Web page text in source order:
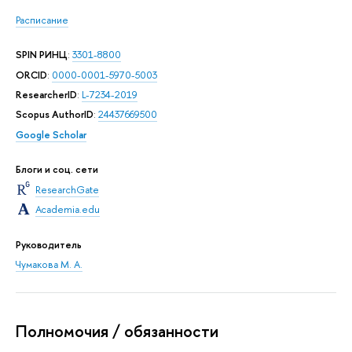
Расписание
SPIN РИНЦ: 3301-8800
ORCID: 0000-0001-5970-5003
ResearcherID: L-7234-2019
Scopus AuthorID: 24437669500
Google Scholar
Блоги и соц. сети
ResearchGate
Academia.edu
Руководитель
Чумакова М. А.
Полномочия / обязанности